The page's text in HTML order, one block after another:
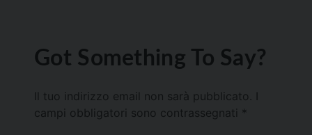
Got Something To Say?
Il tuo indirizzo email non sarà pubblicato.
campi obbligatori sono contrassegnati *